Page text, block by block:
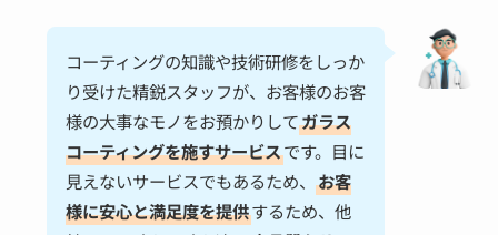
コーティングの知識や技術研修をしっか
り受けた精鋭スタッフが、お客様のお客
様の大事なモノをお預かりしてガラス
コーティングを施すサービスです。目に
見えないサービスでもあるため、 お客
様に安心と満足度を提供するため、他